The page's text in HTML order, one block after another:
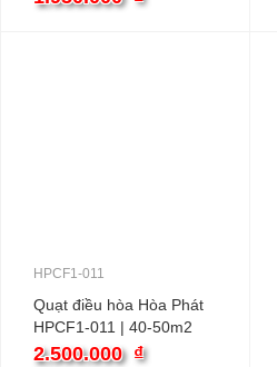
HPCF1-011
Quạt điều hòa Hòa Phát
HPCF1-011 | 40-50m2
165W
2.500.000 ₫